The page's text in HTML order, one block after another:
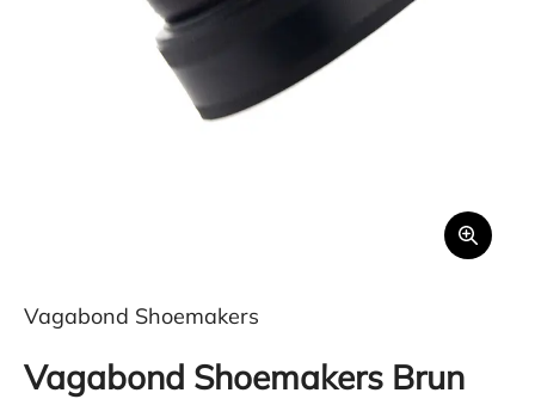
Vagabond Shoemakers
Vagabond Shoemakers Brun